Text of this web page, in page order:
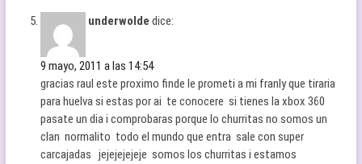
underwolde dice:
9 mayo, 2011 a las 14:54
gracias raul este proximo finde le prometi a mi franly que tiraria
para huelva si estas por ai te conocere si tienes la xbox 360
pasate un dia i comprobaras porque lo churritas no somos un
clan normalito todo el mundo que entra sale con super
carcajadas jejejejejeje somos los churritas i estamos